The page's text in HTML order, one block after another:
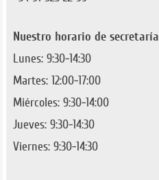
Nuestro horario de secretaría
Lunes: 9:30-14:30
Martes: 12:00-17:00
Miércoles: 9:30-14:00
Jueves: 9:30-14:30
Viernes: 9:30-14:30